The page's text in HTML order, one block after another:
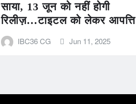
साया, 13 जून को नहीं होगी
रिलीज़…टाइटल को लेकर आपत्ति
IBC36 CG Jun 11, 2025